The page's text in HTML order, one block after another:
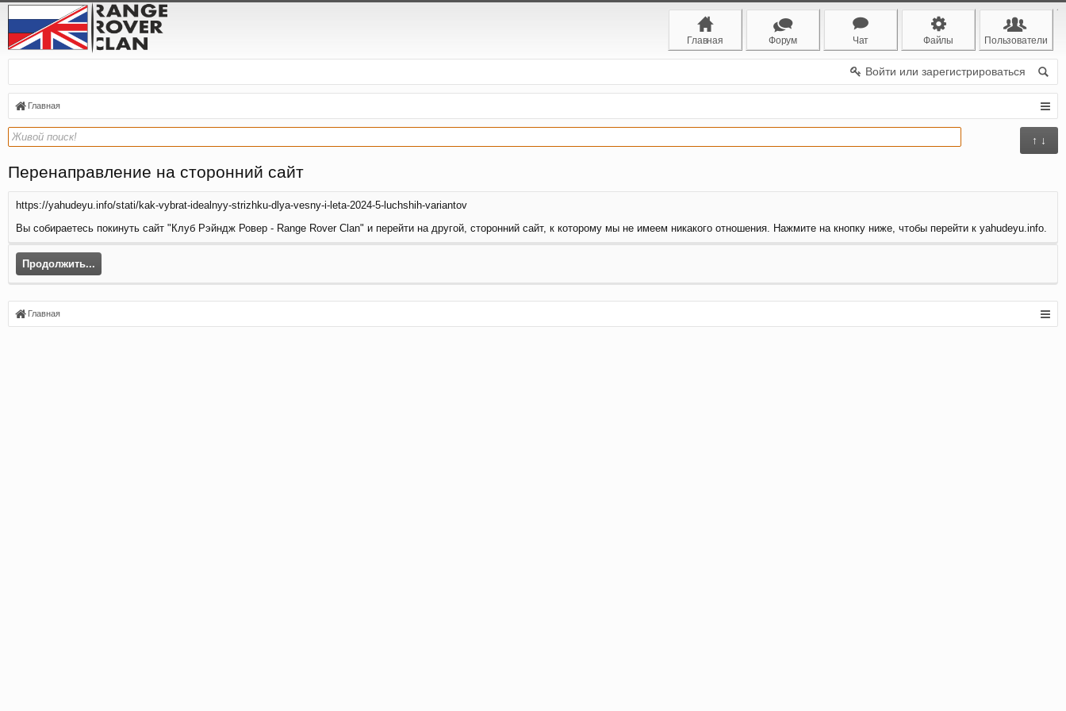
Главная Форум Чат Файлы Пользователи
Войти или зарегистрироваться
Главная
↑ ↓
Перенаправление на сторонний сайт
https://yahudeyu.info/stati/kak-vybrat-idealnyy-strizhku-dlya-vesny-i-leta-2024-5-luchshih-variantov
Вы собираетесь покинуть сайт "Клуб Рэйндж Ровер - Range Rover Clan" и перейти на другой, сторонний сайт, к которому мы не имеем никакого отношения. Нажмите на кнопку ниже, чтобы перейти к yahudeyu.info.
Продолжить...
Главная